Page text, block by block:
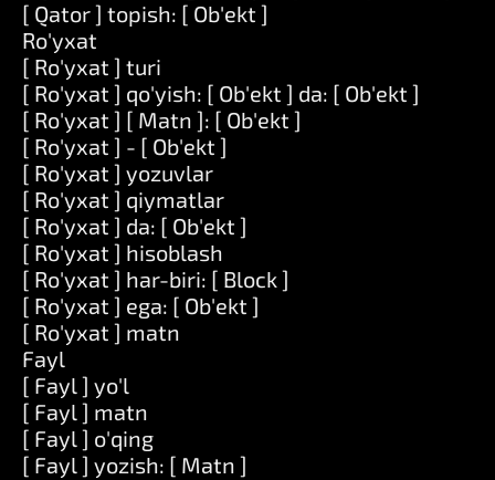
[ Qator ] topish: [ Ob'ekt ]
Ro'yxat
[ Ro'yxat ] turi
[ Ro'yxat ] qo'yish: [ Ob'ekt ] da: [ Ob'ekt ]
[ Ro'yxat ] [ Matn ]: [ Ob'ekt ]
[ Ro'yxat ] - [ Ob'ekt ]
[ Ro'yxat ] yozuvlar
[ Ro'yxat ] qiymatlar
[ Ro'yxat ] da: [ Ob'ekt ]
[ Ro'yxat ] hisoblash
[ Ro'yxat ] har-biri: [ Block ]
[ Ro'yxat ] ega: [ Ob'ekt ]
[ Ro'yxat ] matn
Fayl
[ Fayl ] yo'l
[ Fayl ] matn
[ Fayl ] o'qing
[ Fayl ] yozish: [ Matn ]